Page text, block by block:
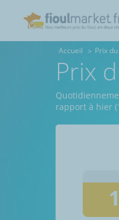
Accueil Prix
Prix
rapport à hier